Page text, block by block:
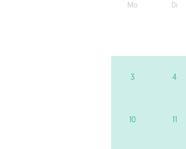
Mo Di
3 4
10 11